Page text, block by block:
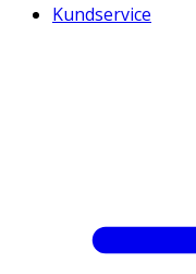
Kundservice